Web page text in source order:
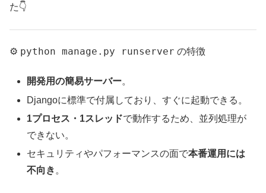
た👇
⚙️ python manage.py runserver の特徴
開発用の簡易サーバー。
Djangoに標準で付属しており、すぐに起動できる。
1プロセス・1スレッドで動作するため、並列処理が
できない。
セキュリティやパフォーマンスの面で本番運用には
不向き 。